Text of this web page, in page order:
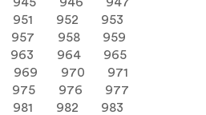
951 952
953
957 958
959
963 964
965
969 970
971
975 976
977
981 982
983